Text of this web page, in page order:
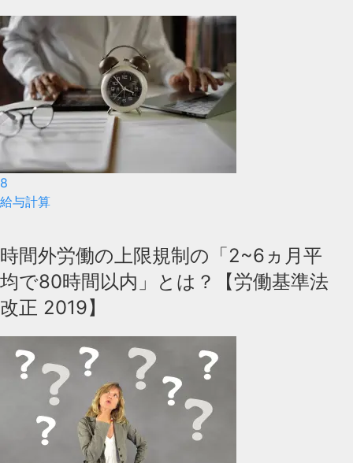
8
給与計算
時間外労働の上限規制の「2~6ヵ月平
均で80時間以内」とは？【労働基準法
改正 2019】